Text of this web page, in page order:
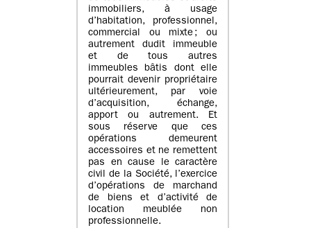
immobiliers, à usage
d’habitation, professionnel,
commercial ou mixte ; ou
autrement dudit immeuble
et de tous autres
immeubles bâtis dont elle
pourrait devenir propriétaire
ultérieurement, par voie
d’acquisition, échange,
apport ou autrement. Et
sous réserve que ces
opérations demeurent
accessoires et ne remettent
pas en cause le caractère
civil de la Société, l’exercice
d’opérations de marchand
de biens et d’activité de
location meublée non
professionnelle.